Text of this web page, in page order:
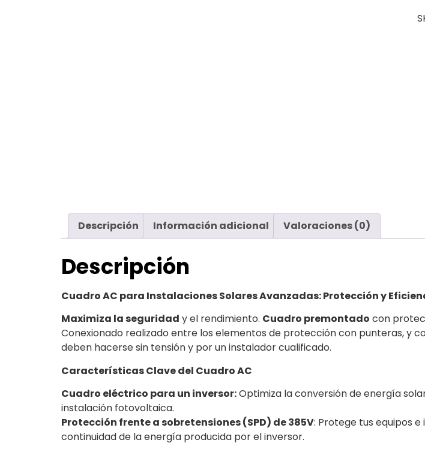
Descripción Información adicional Valoraciones (0)
Descripción
Cuadro AC para Instalaciones Solares Avanzadas: Protección y
Maximiza la seguridad y el rendimiento. Cuadro premontado con
Conexionado realizado entre los elementos de protección con punteras, y
deben hacerse sin tensión y por un instalador cualificado.
Características Clave del Cuadro AC
Cuadro eléctrico para un inversor:Optimiza la conversión de energía
instalación fotovoltaica.
Protección frente a sobretensiones (SPD) de 385V: Protege tus equipos
continuidad de la energía producida por el inversor.